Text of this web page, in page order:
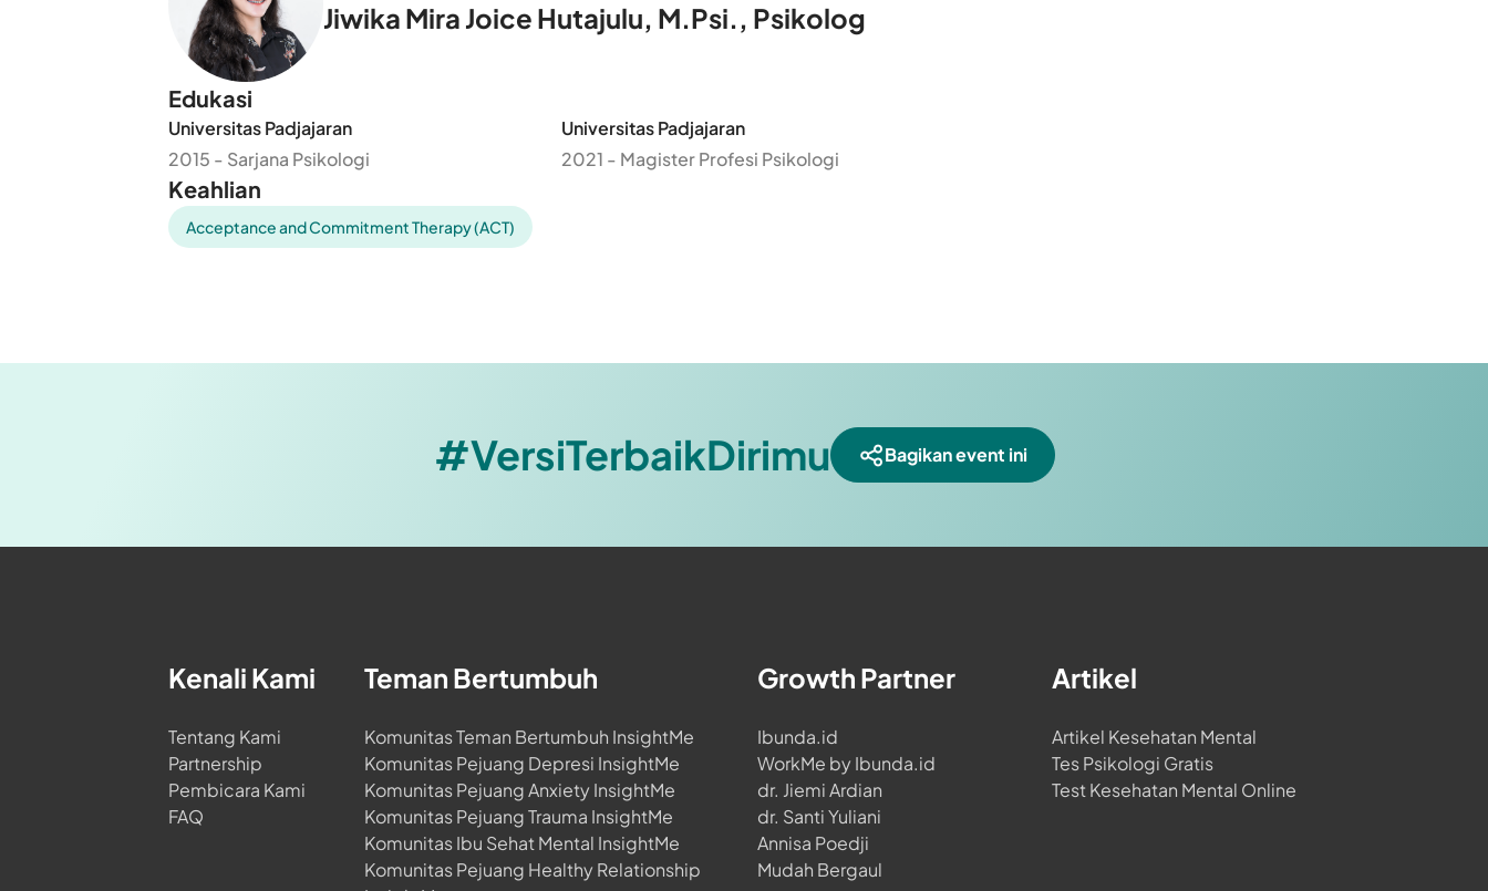
Jiwika Mira Joice Hutajulu, M.Psi., Psikolog
Edukasi
Universitas Padjajaran
2015 - Sarjana Psikologi
Universitas Padjajaran
2021 - Magister Profesi Psikologi
Keahlian
Acceptance and Commitment Therapy (ACT)
#VersiTerbaikDirimu Bagikan event ini
Kenali Kami
Tentang Kami
Partnership
Pembicara Kami
FAQ
Teman Bertumbuh
Komunitas Teman Bertumbuh InsightMe
Komunitas Pejuang Depresi InsightMe
Komunitas Pejuang Anxiety InsightMe
Komunitas Pejuang Trauma InsightMe
Komunitas Ibu Sehat Mental InsightMe
Komunitas Pejuang Healthy Relationship
Growth Partner
Ibunda.id
WorkMe by Ibunda.id
dr. Jiemi Ardian
dr. Santi Yuliani
Annisa Poedji
Mudah Bergaul
Artikel
Artikel Kesehatan Mental
Tes Psikologi Gratis
Test Kesehatan Mental Online